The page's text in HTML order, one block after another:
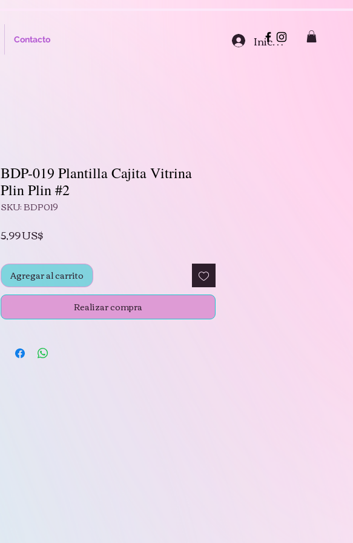
Contacto Iniciar sesión
BDP-019 Plantilla Cajita Vitrina
Plin Plin #2
SKU: BDP019
5,99 US$Precio
Agregar al carrito
Realizar compra